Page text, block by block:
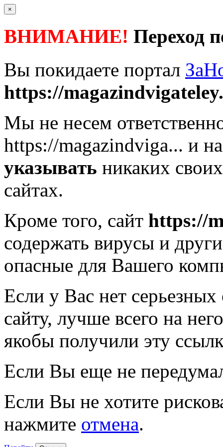
×
ВНИМАНИЕ! Переход
Вы покидаете портал
https://
Мы не несем
https://magazindviga... и
указывать никаких
сайтах.
Кроме того, сайт https://
содержать вирусы и
опасные для Вашего
Если у Вас нет
сайту, лучше всего на
якобы получили эту
Если Вы еще не
Если Вы не хотите
нажмите отмена.